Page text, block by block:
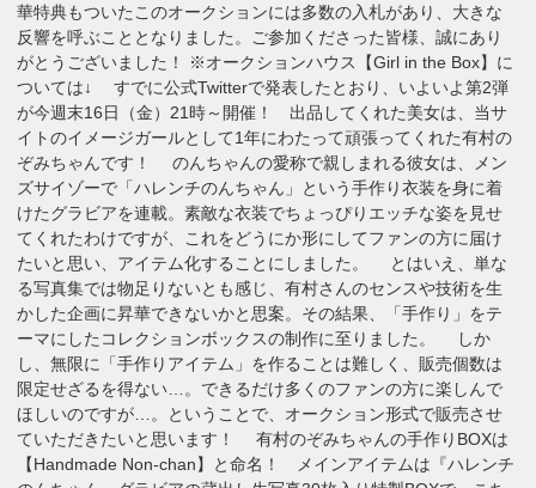
華特典もついたこのオークションには多数の入札があり、大きな
反響を呼ぶこととなりました。ご参加くださった皆様、誠にあり
がとうございました！ ※オークションハウス【Girl in the Box】に
ついては↓ すでに公式Twitterで発表したとおり、いよいよ第2弾
が今週末16日（金）21時～開催！ 出品してくれた美女は、当サ
イトのイメージガールとして1年にわたって頑張ってくれた有村の
ぞみちゃんです！ のんちゃんの愛称で親しまれる彼女は、メン
ズサイゾーで「ハレンチのんちゃん」という手作り衣装を身に着
けたグラビアを連載。素敵な衣装でちょっぴりエッチな姿を見せ
てくれたわけですが、これをどうにか形にしてファンの方に届け
たいと思い、アイテム化することにしました。 とはいえ、単な
る写真集では物足りないとも感じ、有村さんのセンスや技術を生
かした企画に昇華できないかと思案。その結果、「手作り」をテ
ーマにしたコレクションボックスの制作に至りました。 しか
し、無限に「手作りアイテム」を作ることは難しく、販売個数は
限定せざるを得ない…。できるだけ多くのファンの方に楽しんで
ほしいのですが…。ということで、オークション形式で販売させ
ていただきたいと思います！ 有村のぞみちゃんの手作りBOXは
【Handmade Non-chan】と命名！ メインアイテムは『ハレンチ